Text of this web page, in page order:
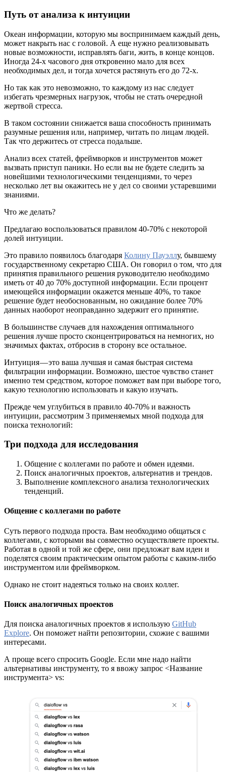
Путь от анализа к интуиции
Океан информации, которую мы воспринимаем каждый день,
может накрыть нас с головой. А еще нужно реализовывать
новые возможности, исправлять баги, жить, в конце концов.
Иногда 24-х часового дня откровенно мало для всех
необходимых дел, и тогда хочется растянуть его до 72-х.
Но так как это невозможно, то каждому из нас следует
избегать чрезмерных нагрузок, чтобы не стать очередной
жертвой стресса.
В таком состоянии снижается ваша способность принимать
разумные решения или, например, читать по лицам людей.
Так что держитесь от стресса подальше.
Анализ всех статей, фреймворков и инструментов может
вызвать приступ паники. Но если вы не будете следить за
новейшими технологическими тенденциями, то через
несколько лет вы окажитесь не у дел со своими устаревшими
знаниями.
Что же делать?
Предлагаю воспользоваться правилом 40-70% с некоторой
долей интуиции.
Это правило появилось благодаря Колину Пауэллу, бывшему
государственному секретарю США. Он говорил о том, что для
принятия правильного решения руководителю необходимо
иметь от 40 до 70% доступной информации. Если процент
имеющейся информации окажется меньше 40%, то такое
решение будет необоснованным, но ожидание более 70%
данных наоборот неоправданно задержит его принятие.
В большинстве случаев для нахождения оптимального
решения лучше просто сконцентрироваться на немногих, но
значимых фактах, отбросив в сторону все остальное.
Интуиция — это ваша лучшая и самая быстрая система
фильтрации информации. Возможно, шестое чувство станет
именно тем средством, которое поможет вам при выборе того,
какую технологию использовать и какую изучать.
Прежде чем углубиться в правило 40-70% и важность
интуиции, рассмотрим 3 применяемых мной подхода для
поиска технологий:
Три подхода для исследования
Общение с коллегами по работе и обмен идеями.
Поиск аналогичных проектов, альтернатив и трендов.
Выполнение комплексного анализа технологических
тенденций.
Общение с коллегами по работе
Суть первого подхода проста. Вам необходимо общаться с
коллегами, с которыми вы совместно осуществляете проекты.
Работая в одной и той же сфере, они предложат вам идеи и
поделятся своим практическим опытом работы с каким-либо
инструментом или фреймворком.
Однако не стоит надеяться только на своих коллег.
Поиск аналогичных проектов
Для поиска аналогичных проектов я использую GitHub
Explore. Он поможет найти репозитории, схожие с вашими
интересами.
А проще всего спросить Google. Если мне надо найти
альтернативы инструменту, то я ввожу запрос <Название
инструмента> vs: